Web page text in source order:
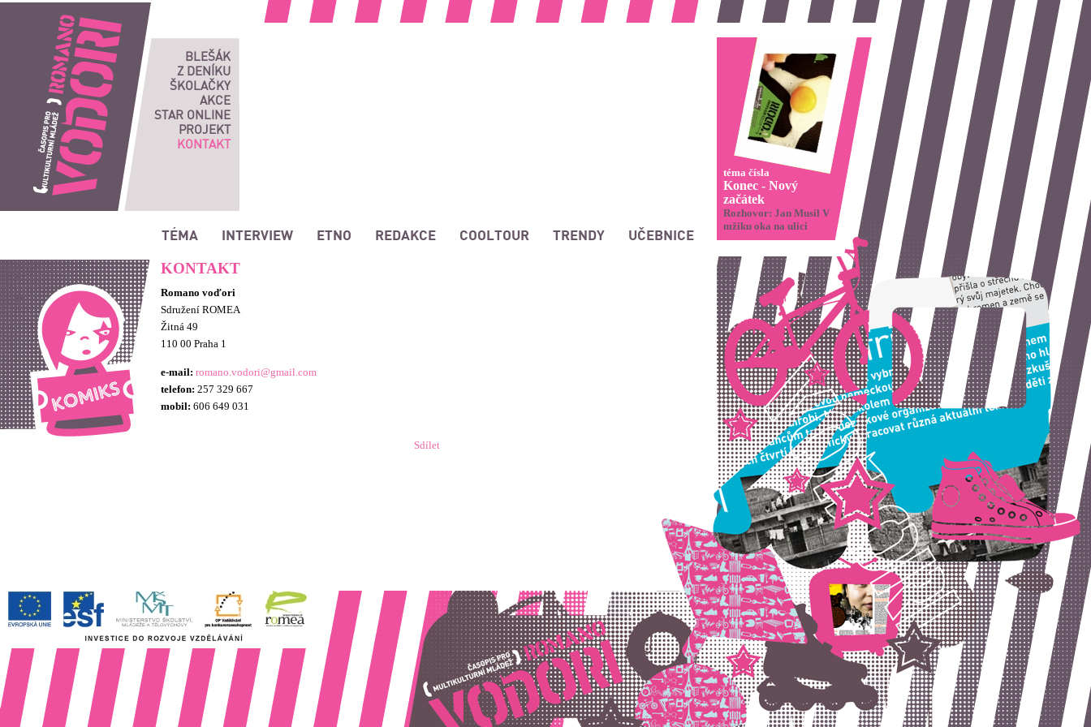
Romano vodori, časopis pro multikulturní mládež
KONTAKT
Romano voďori
Sdružení ROMEA
Žitná 49
110 00 Praha 1
e-mail: romano.vodori@gmail.com
telefon: 257 329 667
mobil: 606 649 031
Sdílet
téma čísla
Konec - Nový
začátek
Rozhovor: Jan Musil V
mžiku oka na ulici
BLEŠÁK
Z DENÍKU
ŠKOLAČKY
AKCE
STAR ONLINE
PROJEKT
KONTAKT
TÉMA INTERVIEW ETNO REDAKCE COOLTOUR TRENDY UČEBNICE